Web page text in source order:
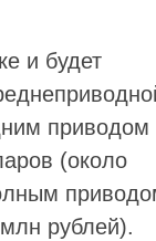
и будет
приводом
(около
рублей).